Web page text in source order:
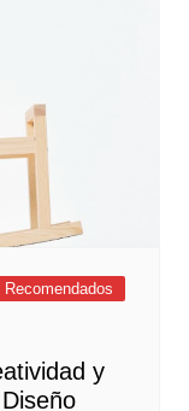
Recomendados
y